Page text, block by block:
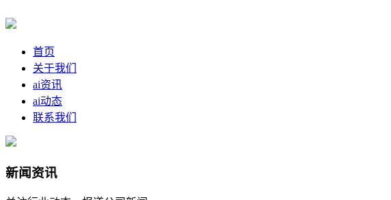
首页
关于我们
ai资讯
ai动态
联系我们
新闻资讯